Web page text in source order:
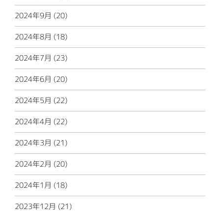
2024年9月 (20)
2024年8月 (18)
2024年7月 (23)
2024年6月 (20)
2024年5月 (22)
2024年4月 (22)
2024年3月 (21)
2024年2月 (20)
2024年1月 (18)
2023年12月 (21)